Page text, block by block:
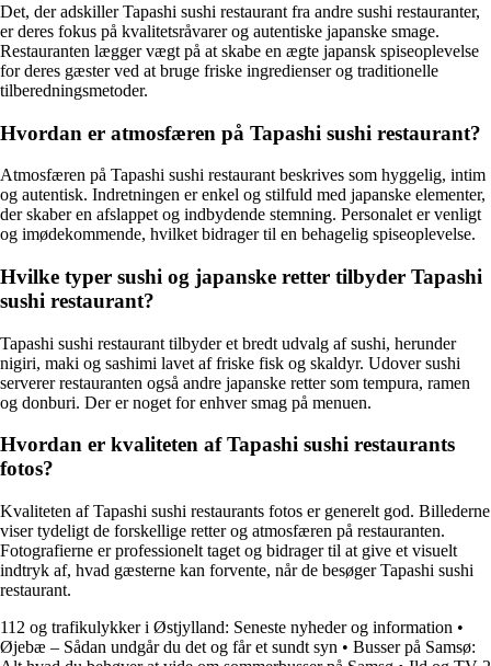
Det, der adskiller Tapashi sushi restaurant fra andre sushi restauranter,
er deres fokus på kvalitetsråvarer og autentiske japanske smage.
Restauranten lægger vægt på at skabe en ægte japansk spiseoplevelse
for deres gæster ved at bruge friske ingredienser og traditionelle
tilberedningsmetoder.
Hvordan er atmosfæren på Tapashi sushi restaurant?
Atmosfæren på Tapashi sushi restaurant beskrives som hyggelig, intim
og autentisk. Indretningen er enkel og stilfuld med japanske elementer,
der skaber en afslappet og indbydende stemning. Personalet er venligt
og imødekommende, hvilket bidrager til en behagelig spiseoplevelse.
Hvilke typer sushi og japanske retter tilbyder Tapashi
sushi restaurant?
Tapashi sushi restaurant tilbyder et bredt udvalg af sushi, herunder
nigiri, maki og sashimi lavet af friske fisk og skaldyr. Udover sushi
serverer restauranten også andre japanske retter som tempura, ramen
og donburi. Der er noget for enhver smag på menuen.
Hvordan er kvaliteten af Tapashi sushi restaurants
fotos?
Kvaliteten af Tapashi sushi restaurants fotos er generelt god. Billederne
viser tydeligt de forskellige retter og atmosfæren på restauranten.
Fotografierne er professionelt taget og bidrager til at give et visuelt
indtryk af, hvad gæsterne kan forvente, når de besøger Tapashi sushi
restaurant.
112 og trafikulykker i Østjylland: Seneste nyheder og information •
Øjebæ – Sådan undgår du det og får et sundt syn • Busser på Samsø: